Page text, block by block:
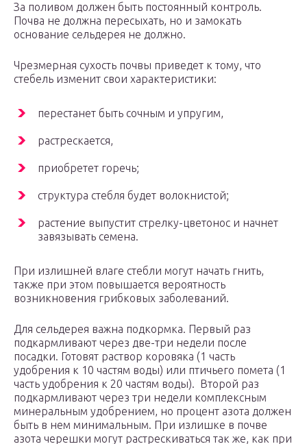
За поливом должен быть постоянный контроль.
Почва не должна пересыхать, но и замокать
основание сельдерея не должно.
Чрезмерная сухость почвы приведет к тому, что
стебель изменит свои характеристики:
перестанет быть сочным и упругим,
растрескается,
приобретет горечь;
структура стебля будет волокнистой;
растение выпустит стрелку-цветонос и начнет
завязывать семена.
При излишней влаге стебли могут начать гнить,
также при этом повышается вероятность
возникновения грибковых заболеваний.
Для сельдерея важна подкормка. Первый раз
подкармливают через две-три недели после
посадки. Готовят раствор коровяка (1 часть
удобрения к 10 частям воды) или птичьего помета (1
часть удобрения к 20 частям воды). Второй раз
подкармливают через три недели комплексным
минеральным удобрением, но процент азота должен
быть в нем минимальным. При излишке в почве
азота черешки могут растрескиваться так же, как при